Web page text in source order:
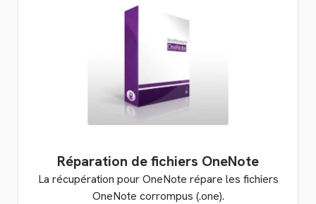
Réparation de fichiers OneNote
La récupération pour OneNote répare les fichiers
OneNote corrompus (.one).